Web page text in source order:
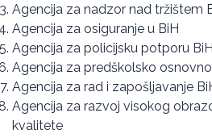
Agencija za nadzor nad tržištem
Agencija za osiguranje u BiH
Agencija za policijsku potporu BiH
Agencija za predškolsko
Agencija za rad i zapošljavanje
Agencija za razvoj visokog
kvalitete